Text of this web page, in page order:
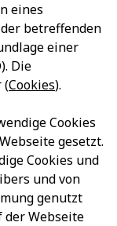
eines
betreffenden
einer
Die
(Cookies).
Cookies
gesetzt.
Cookies und
und von
genutzt
der Webseite